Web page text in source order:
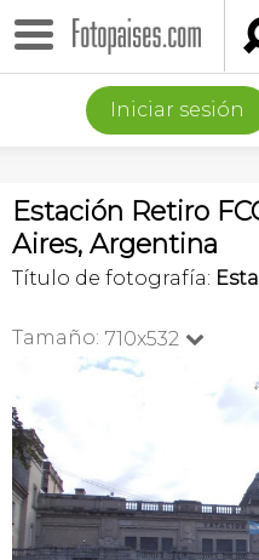
Iniciar sesión
Estación Retiro
Aires, Argentina
Título de fotografía:
Tamaño: 710x532 